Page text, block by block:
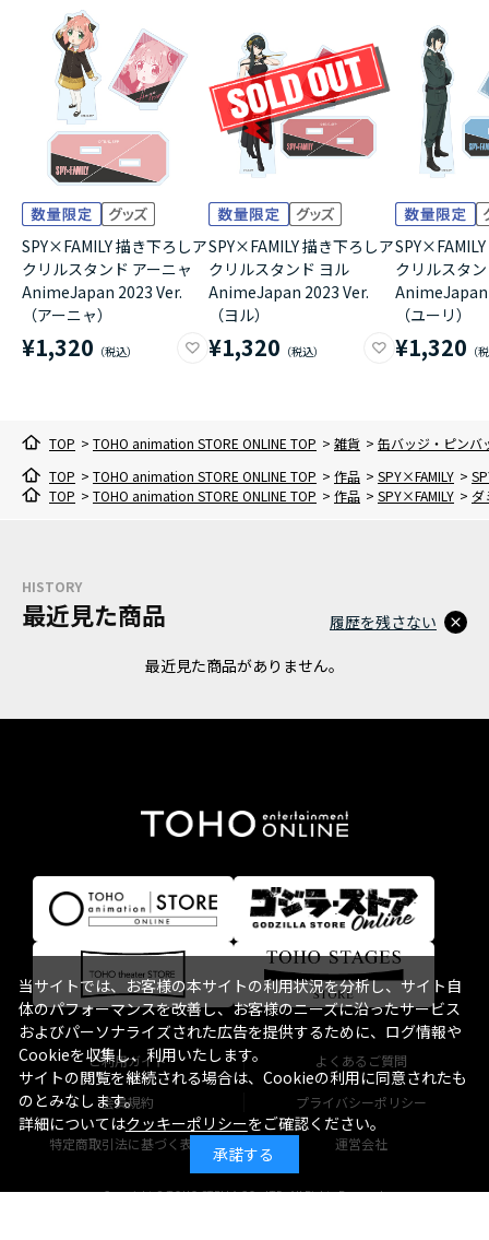
SPY×FAMILY 描き下ろしア
クリルスタンド アーニャ
AnimeJapan 2023 Ver.
（アーニャ）
¥1,320
SPY×FAMILY 描き下ろしア
クリルスタンド ヨル
AnimeJapan 2023 Ver.
（ヨル）
¥1,320
クリルスタ
AnimeJapan
（ユーリ）
¥1,320
TOP > TOHO animation STORE ONLINE TOP > 雑貨 > 缶バッジ・ピンバ
TOP > TOHO animation STORE ONLINE TOP > 作品 > SPY×FAMILY >
TOP > TOHO animation STORE ONLINE TOP > 作品 > SPY×FAMILY > ダ
HISTORY
最近見た商品
最近見た商品がありません。
履歴を残さない
ご利用ガイド よくあるご質問
会員規約 プライバシーポリシー
特定商取引法に基づく表記 運営会社
Copyright © TOHO STELLA CO., LTD. All Rights Reserved.
当サイトでは、お客様の本サイトの利用状況を分析し、サイト自
体のパフォーマンスを改善し、お客様のニーズに沿ったサービス
およびパーソナライズされた広告を提供するために、ログ情報や
Cookieを収集し、利用いたします。
サイトの閲覧を継続される場合は、Cookieの利用に同意されたも
のとみなします。
詳細についてはクッキーポリシーをご確認ください。
承諾する